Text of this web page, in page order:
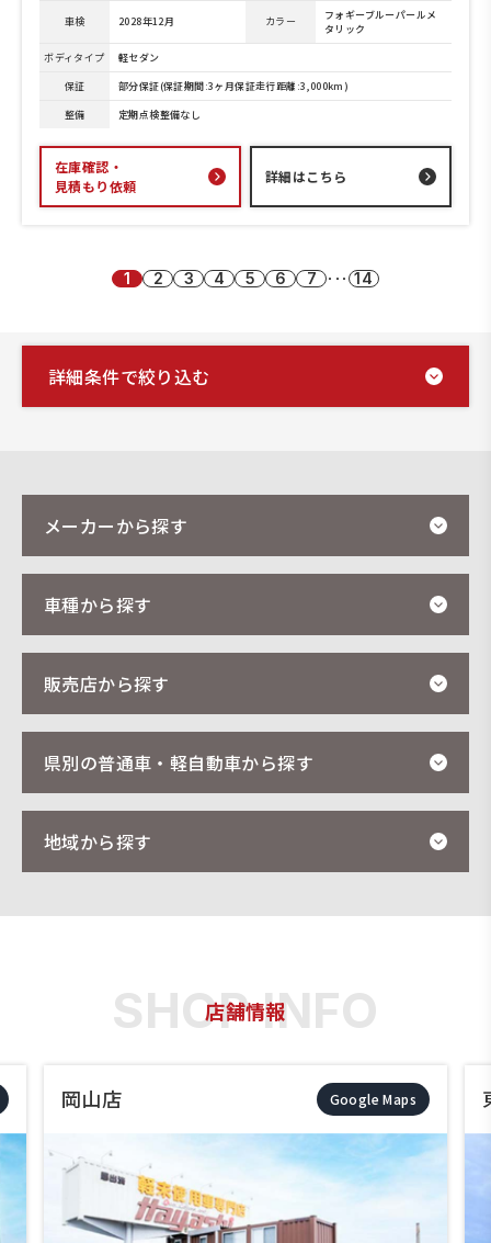
車検 2028年12月 カラー
フォギーブルーパールメ
タリック
ボディタイプ
軽セダン
保証
部分保証(保証期間:3ヶ月保証走行距離:3,000km)
整備
定期点検整備なし
在庫確認・
見積もり依頼
詳細はこちら
1 2 3 4 5 6 7 ･･･ 14
詳細条件で絞り込む
メーカーから探す
車種から探す
販売店から探す
県別の普通車・軽自動車から探す
地域から探す
店舗情報
Google Maps